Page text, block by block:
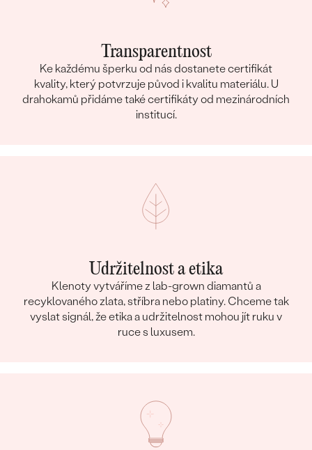
Transparentnost
Ke každému šperku od nás dostanete certifikát
kvality, který potvrzuje původ i kvalitu materiálu. U
drahokamů přidáme také certifikáty od mezinárodních
institucí.
Udržitelnost a etika
Klenoty vytváříme z lab-grown diamantů a
recyklovaného zlata, stříbra nebo platiny. Chceme tak
vyslat signál, že etika a udržitelnost mohou jít ruku v
ruce s luxusem.